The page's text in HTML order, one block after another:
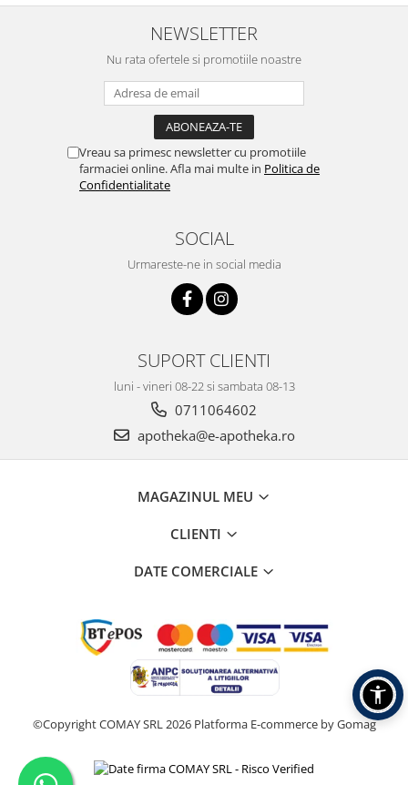
NEWSLETTER
Nu rata ofertele si promotiile noastre
Vreau sa primesc newsletter cu promotiile
farmaciei online. Afla mai multe in Politica de
Confidentialitate
SOCIAL
Urmareste-ne in social media
SUPORT CLIENTI
luni - vineri 08-22 si sambata 08-13
0711064602
apotheka@e-apotheka.ro
MAGAZINUL MEU
CLIENTI
DATE COMERCIALE
©Copyright COMAY SRL 2026 Platforma E-commerce by Gomag